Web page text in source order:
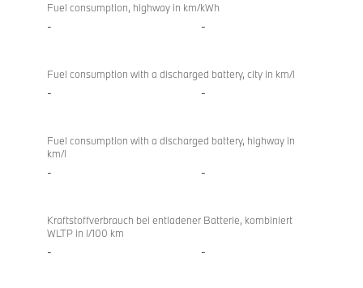
Fuel consumption, highway in km/kWh
- -
Fuel consumption with a discharged battery, city in km/l
- -
Fuel consumption with a discharged battery, highway in
km/l
- -
Kraftstoffverbrauch bei entladener Batterie, kombiniert
WLTP in l/100 km
- -